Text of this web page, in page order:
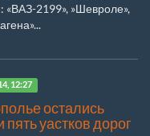
«ВАЗ-2199», »Шевроле»,
12:27
остались
уастков дорог